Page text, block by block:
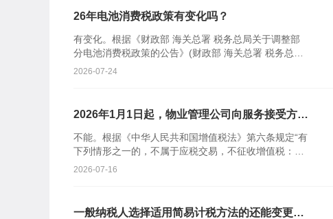
26年电池消费税政策有变化吗？
有变化。根据《财政部 海关总署 税务总局关于调整部
分电池消费税政策的公告》(财政部 海关总署 税务总局
公告2026年第20号)规定：“ 一、自2026年9月1...
2026-07-24
2026年1月1日起，物业管理公司向服务接受方收
费并适用增值税不征税政策?
不能。根据《中华人民共和国增值税法》第六条规定“有
下列情形之一的，不属于应税交易，不征收增值税：
(二)收取行政事业性收费、政府性基金”。根据《中华人
2026-07-16
一般纳税人选择适用简易计税方法的还能变更为